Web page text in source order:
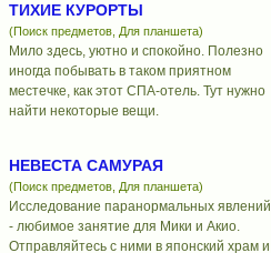
ТИХИЕ КУРОРТЫ
(Поиск предметов, Для планшета)
Мило здесь, уютно и спокойно. Полезно
иногда побывать в таком приятном
местечке, как этот СПА-отель. Тут нужно
найти некоторые вещи.
НЕВЕСТА САМУРАЯ
(Поиск предметов, Для планшета)
Исследование паранормальных явлений
- любимое занятие для Мики и Акио.
Отправляйтесь с ними в японский храм и